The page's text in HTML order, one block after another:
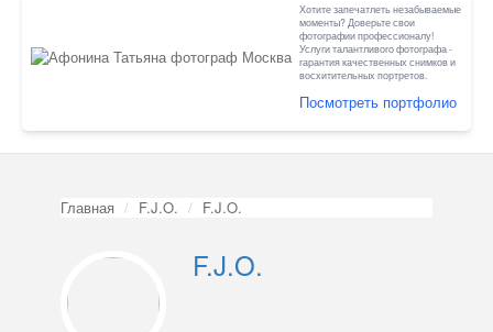
Хотите запечатлеть незабываемые
моменты? Доверьте свои
фотографии профессионалу!
Услуги талантливого фотографа -
гарантия качественных снимков и
восхитительных портретов.
Посмотреть портфолио
Главная F.J.O. F.J.O.
F.J.O.